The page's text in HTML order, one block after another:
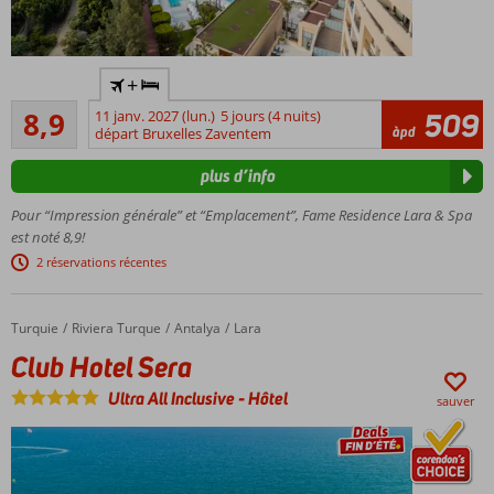
rapport
qualité-
prix
des
années
Profitez
d'environ
125
de plage
privée
Le spa et
centre de
bien-être
est
8,9
Recommandé
582
commentaires
+
11 janv. 2027 (lun.) 5 jours (4 nuits)
départ Bruxelles Zaventem
àpd 509
Pour “Impression générale” et “Emplacement”, Fame Residence Lara & Spa
est noté 8,9!
2 réservations récentes
plus d’info
Accueil
Turquie Riviera Turque Antalya Lara
Club Hotel Sera
Club Hotel Sera
Ultra All Inclusive-Hôtel sauver